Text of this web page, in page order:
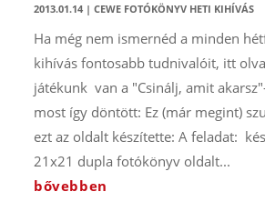
2013.01.14| CEWE FOTÓKÖNYV HETI KIHÍVÁS
Ha még nem ismernéd a minden
kihívás fontosabb tudnivalóit, itt
játékunk van a "Csinálj, amit
most így döntött: Ez (már megint)
ezt az oldalt készítette: A feladat:
21x21 dupla fotókönyv oldalt...
bővebben